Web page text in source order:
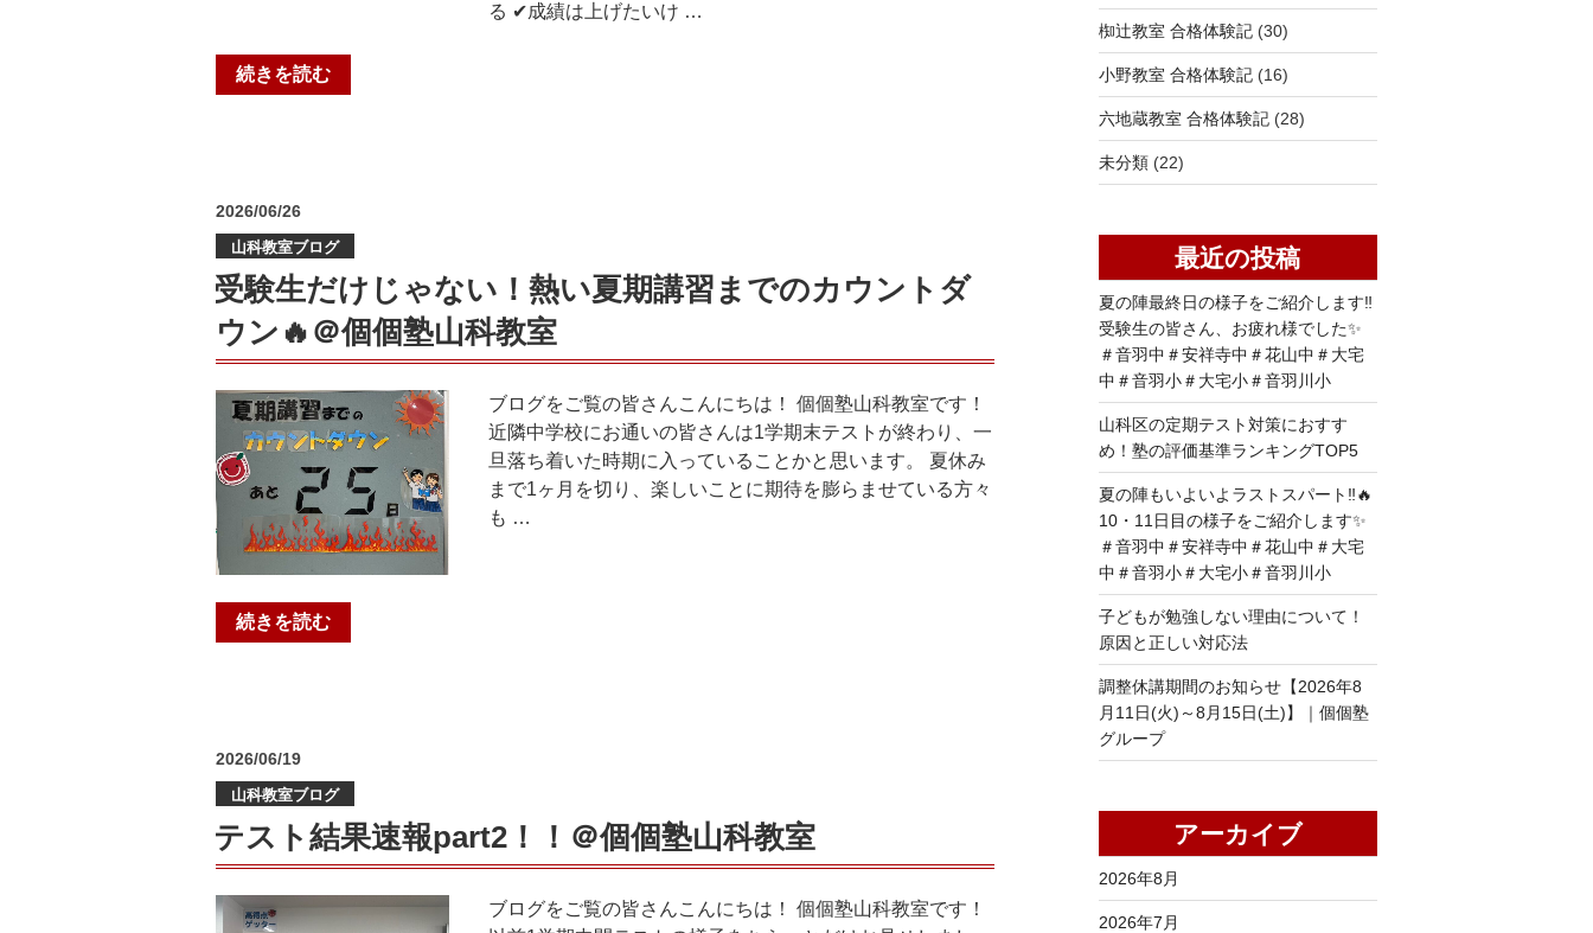
る ✔成績は上げたいけ …
“2026
夏
講
習
会
の
ご
案
内”
の
続きを読む
投
2026/06/26
山科教室ブログ
受験生だけじゃない！熱い夏期講習までのカウントダ
ウン🔥＠個個塾山科教室
ブログをご覧の皆さんこんにちは！ 個個塾山科教室です！
近隣中学校にお通いの皆さんは1学期末テストが終わり、一
旦落ち着いた時期に入っていることかと思います。 夏休み
まで1ヶ月を切り、楽しいことに期待を膨らませている方々
も …
“受
験
じ
ゃ
い！
続きを読む
投
2026/06/19
山科教室ブログ
テスト結果速報part2！！＠個個塾山科教室
ブログをご覧の皆さんこんにちは！ 個個塾山科教室です！
椥辻教室 合格体験記(30)
小野教室 合格体験記(16)
六地蔵教室 合格体験記(28)
未分類(22)
最近の投稿
夏の陣最終日の様子をご紹介します‼
受験生の皆さん、お疲れ様でした✨
＃音羽中＃安祥寺中＃花山中＃大宅
中＃音羽小＃大宅小＃音羽川小
山科区の定期テスト対策におすす
め！塾の評価基準ランキングTOP5
夏の陣もいよいよラストスパート‼🔥
10・11日目の様子をご紹介します✨
＃音羽中＃安祥寺中＃花山中＃大宅
中＃音羽小＃大宅小＃音羽川小
子どもが勉強しない理由について！
原因と正しい対応法
調整休講期間のお知らせ【2026年8
月11日(火)～8月15日(土)】｜個個塾
グループ
アーカイブ
2026年8月
2026年7月